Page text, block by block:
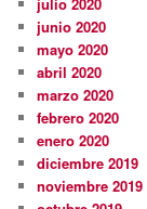
junio 2020
mayo 2020
abril 2020
marzo 2020
febrero 2020
enero 2020
diciembre 2019
noviembre 2019